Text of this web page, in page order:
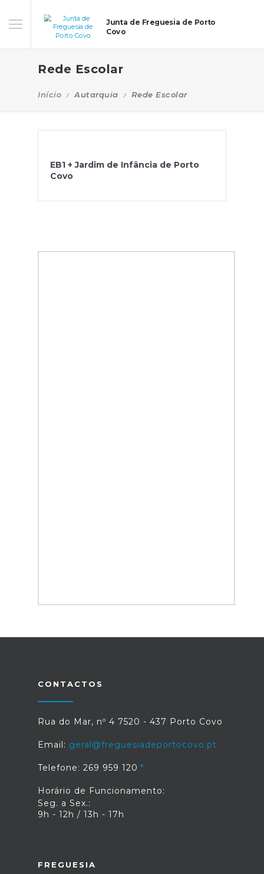
Junta de Freguesia de Porto
Covo
Rede Escolar
Início Autarquia Rede Escolar
EB1 + Jardim de Infância de Porto
Covo
CONTACTOS
Rua do Mar, nº 4 7520 - 437 Porto Covo
Email: geral@freguesiadeportocovo.pt
Telefone: 269 959 120
Horário de Funcionamento:
Seg. a Sex.:
9h - 12h / 13h - 17h
FREGUESIA